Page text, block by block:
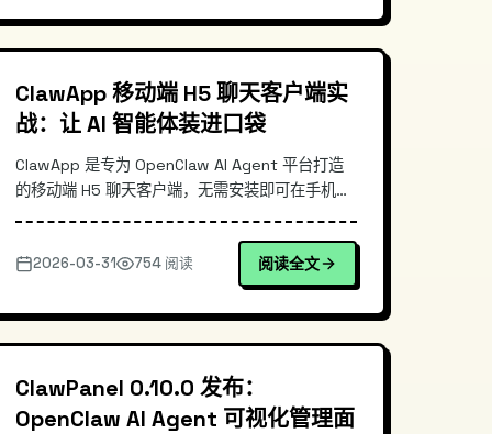
ClawApp 移动端 H5 聊天客户端实
战：让 AI 智能体装进口袋
ClawApp 是专为 OpenClaw AI Agent 平台打造
的移动端 H5 聊天客户端，无需安装即可在手机浏
设计实现原理，以及相比原生 APP 的核心优势，
并提供详细部署指南，帮助开发者快速集成到现有
2026-03-31 754 阅读 阅读全文
ClawPanel 0.10.0 发布：
OpenClaw AI Agent 可视化管理面